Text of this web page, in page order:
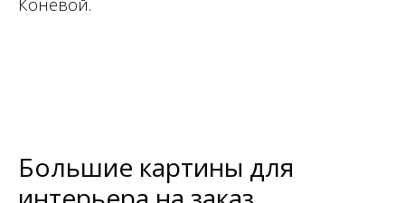
Большие картины для